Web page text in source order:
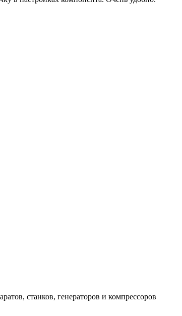
станков, генераторов и компрессоров